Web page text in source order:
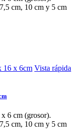
cm, 10 cm y 5 cm
Vista rápida
6 cm (grosor).
cm, 10 cm y 5 cm